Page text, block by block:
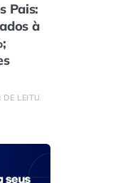
Pais:
à
LEITURA